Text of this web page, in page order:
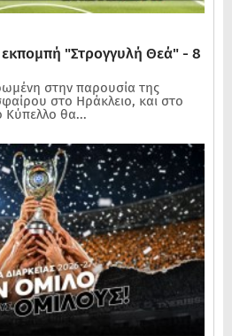
"Στρογγυλή Θεά" - 8
στην παρουσία της
στο Ηράκλειο, και στο
Κύπελλο θα...